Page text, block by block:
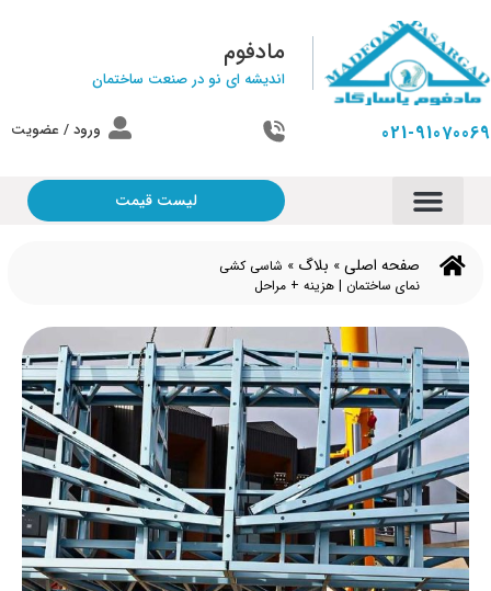
مادفوم
اندیشه ای نو در صنعت ساختمان
021-91070069 ورود / عضویت
لیست قیمت
صفحه اصلی » بلاگ » شاسی کشی
نمای ساختمان | هزینه + مراحل